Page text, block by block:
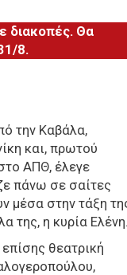
διακοπές. Θα
8.
την Καβάλα,
και, πρωτού
ΑΠΘ, έλεγε
πάνω σε σαίτες
μέσα στην τάξη
της, η κυρία
θεατρική